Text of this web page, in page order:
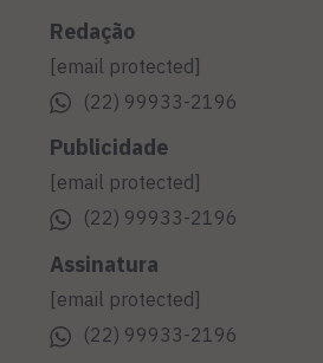
Redação
[email protected]
(22) 99933-2196
Publicidade
[email protected]
(22) 99933-2196
Assinatura
[email protected]
(22) 99933-2196